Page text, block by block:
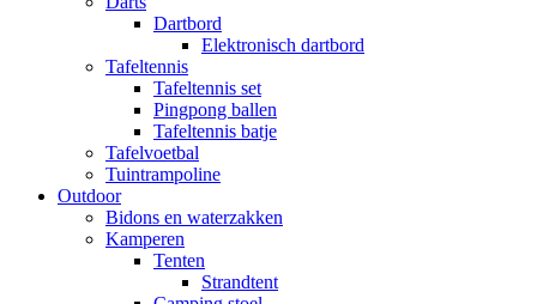
Dartbord
Elektronisch dartbord
Tafeltennis
Tafeltennis set
Pingpong ballen
Tafeltennis batje
Tafelvoetbal
Tuintrampoline
Outdoor
Bidons en waterzakken
Kamperen
Tenten
Strandtent